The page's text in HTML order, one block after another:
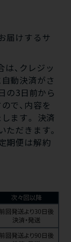
届けするサ
、クレジッ
動決済がさ
の3日前から
で、内容を
ます。 決済
ただきます。
期便は解約